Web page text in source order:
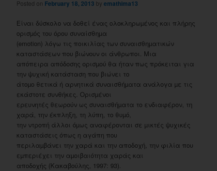
Posted on February 18, 2013 byemathima13
Είναι δύσκολο να δοθεί ένας ολοκληρωµένος και πλήρης
ορισµός του όρου συναίσθηµα
(emotion) λόγω τις ποικιλίας των συναισθηµατικών
καταστάσεων που βιώνουν οι άνθρωποι. Μια
απόπειρα απόδοσης ορισµού θα ήταν πως πρόκειται για
την ψυχική κατάσταση που βιώνει το
άτοµο θετικά ή αρνητικά συναισθήµατα ανάλογα µε τις
εκάστοτε συνθήκες. Ορισµένοι
ερευνητές θεωρούν ως συναισθήµατα το ενδιαφέρον, τη
χαρά, την έκπληξη, τη λύπη, το θυµό,
την ντροπή άλλοι όµως αναφέρονται σε µικτές ψυχικές
καταστάσεις όπως η αγάπη που
περιλαµβάνει την χαρά και την αποδοχή, την φιλία που
εµπεριέχει την αµοιβαιότητα χαράς και
αποδοχής (Κακαβούλης, 1997: 93).